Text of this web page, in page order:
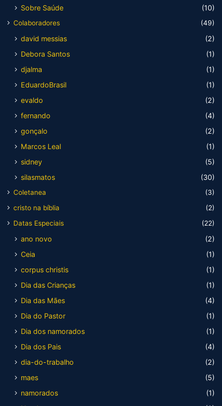
Sobre Saúde
(10)
Colaboradores (49)
david messias
(2)
Debora Santos
(1)
djalma
(1)
EduardoBrasil
(1)
evaldo
(2)
fernando
(4)
gonçalo
(2)
Marcos Leal
(1)
sidney
(5)
silasmatos
(30)
Coletanea
(3)
cristo na bíblia
(2)
Datas Especiais
(22)
ano novo
(2)
Ceia
(1)
corpus christis
(1)
Dia das Crianças
(1)
Dia das Mães
(4)
Dia do Pastor
(1)
Dia dos namorados
(1)
Dia dos Pais
(4)
dia-do-trabalho
(2)
maes
(5)
namorados
(1)